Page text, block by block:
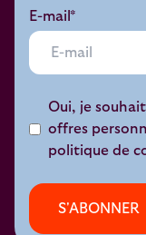
E-mail*
Oui, je
offres
politique de
S'ABONNER